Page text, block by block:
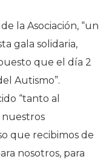
la Asociación, “un
gala solidaria,
que el día 2
Autismo”.
“tanto al
nuestros
que recibimos de
nosotros, para